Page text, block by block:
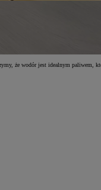
że wodór jest idealnym paliwem,